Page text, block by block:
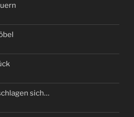
sich…